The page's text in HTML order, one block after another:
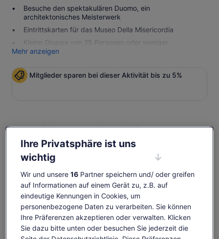
Besuche den spektakulären Duomo, ein
architektonisches Meisterwerk
Eintrittskarten für das Museo Della Misericordia
Kleine Gruppe von 25 Personen oder weniger
Mehr anzeigen
Mitglieder sparen bei dieser Aktivität bis zu 5%
Verfügbarkeit prüfen
Daten ändern
Daten
ändern
19 € 19 € 21 €
Der
Preis
beträgt
19 €
inkl. Steuern & Gebühren
Tickets anzeigen
Einige Inhalte dieser Seite wurden möglicherweise
maschinell übersetzt
Originaltext anzeigen (Englisch)
Feedback zu dieser Übersetzung gebenWird
Ihre Privatsphäre ist uns
wichtig
Wir und unsere 16Partner speichern und/ oder greifen
auf Informationen auf einem Gerät zu, z.B. auf
eindeutige Kennungen in Cookies, um
personenbezogene Daten zu verarbeiten. Sie können
Ihre Präferenzen akzeptieren oder verwalten. Klicken
Sie dazu bitte unten oder besuchen Sie jederzeit die